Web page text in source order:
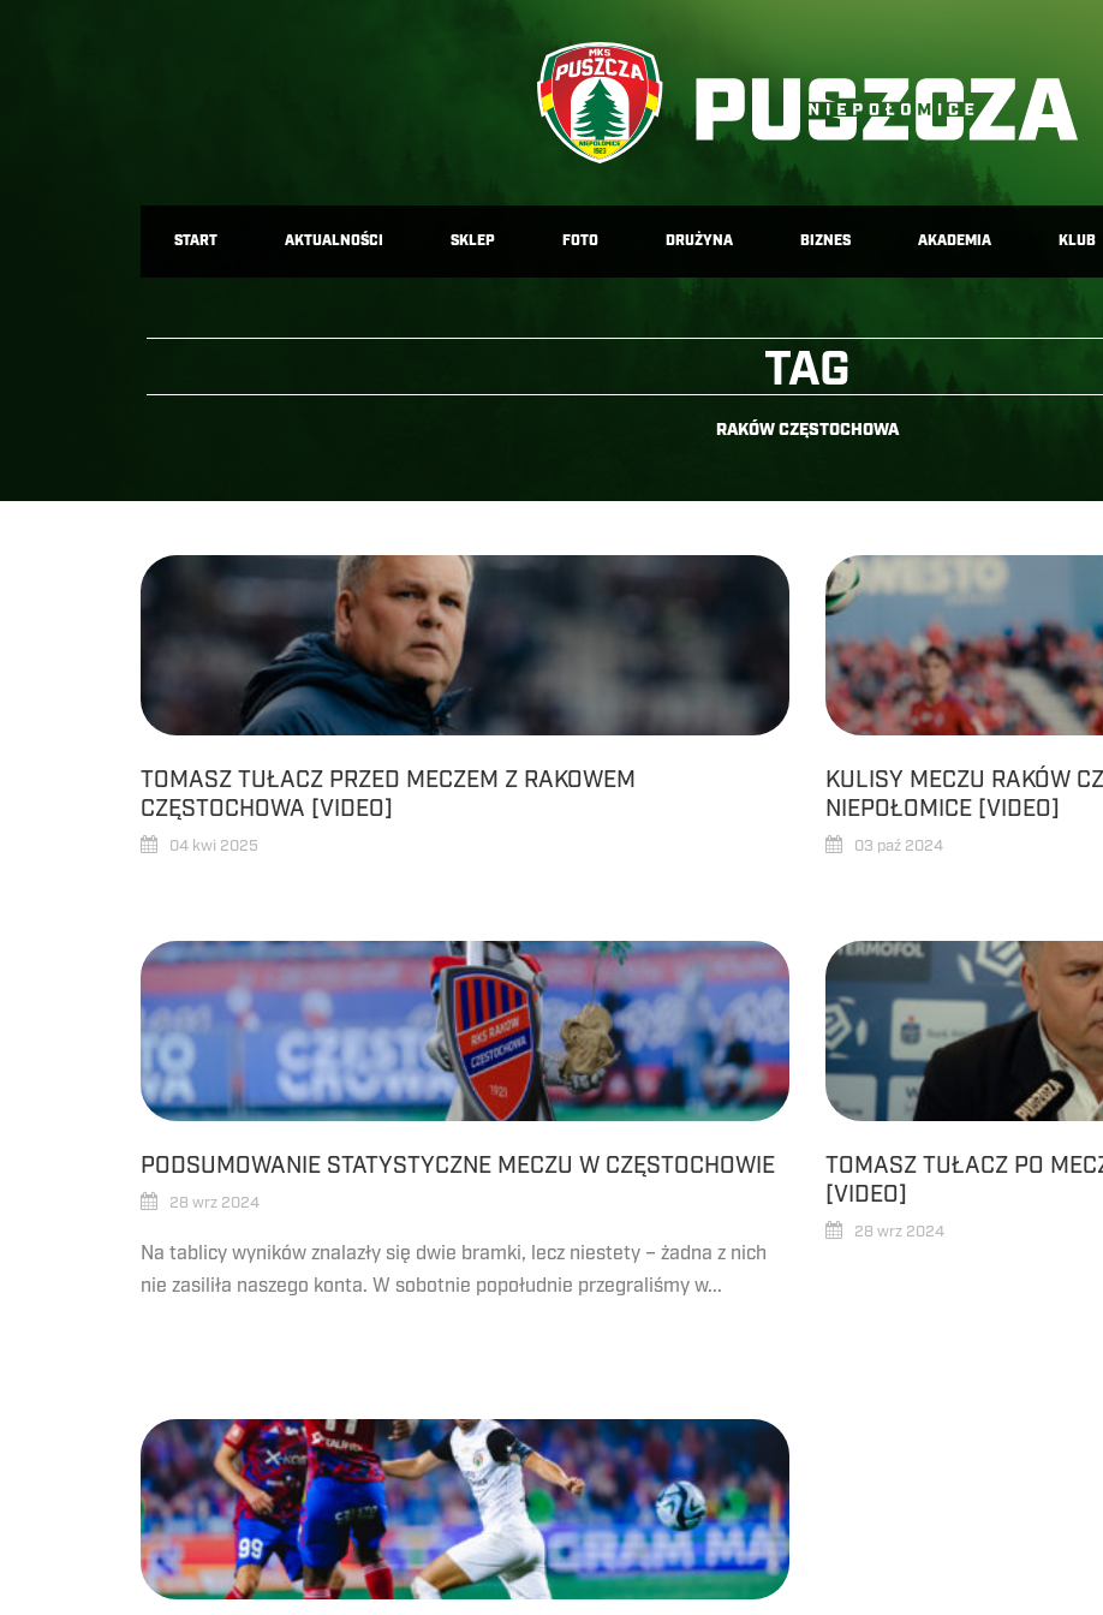
START AKTUALNOŚCI SKLEP FOTO DRUŻYNA BIZNES AKADEMIA KLUB
TAG
RAKÓW CZĘSTOCHOWA
TOMASZ TUŁACZ PRZED MECZEM Z RAKOWEM
CZĘSTOCHOWA [VIDEO]
04 kwi 2025
KULISY MECZU RAKÓW
NIEPOŁOMICE [VIDEO]
03 paź 2024
PODSUMOWANIE STATYSTYCZNE MECZU W CZĘSTOCHOWIE
28 wrz 2024
Na tablicy wyników znalazły się dwie bramki, lecz niestety – żadna z nich
nie zasiliła naszego konta. W sobotnie popołudnie przegraliśmy w...
TOMASZ TUŁACZ PO
[VIDEO]
28 wrz 2024